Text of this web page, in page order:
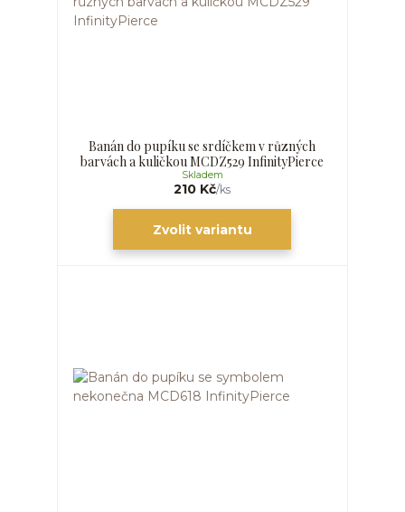
Banán do pupíku se srdíčkem v různých
barvách a kuličkou MCDZ529 InfinityPierce
210 Kč/ks
Skladem
Zvolit variantu